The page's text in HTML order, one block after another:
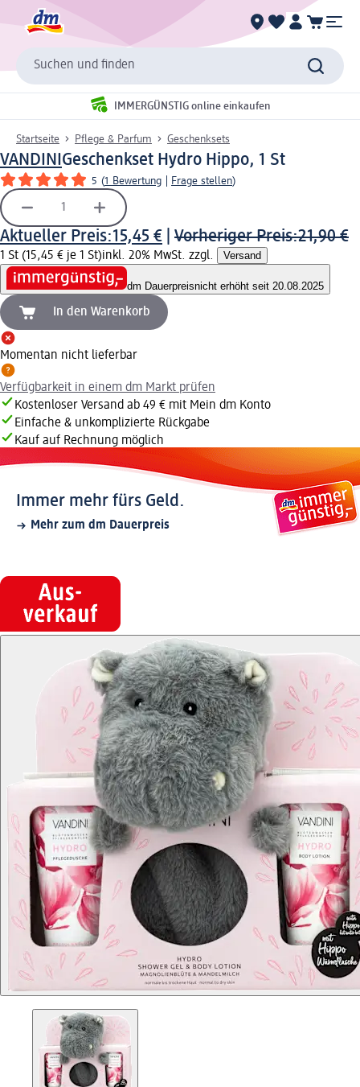
Suchen und finden
IMMERGÜNSTIG online einkaufen
Startseite Pflege & Parfum Geschenksets
VANDINI Geschenkset Hydro Hippo, 1 St
5 (1 Bewertung Frage stellen)
Aktueller Preis:15,45 € Vorheriger Preis:21,90 €
1 St (15,45 € je 1 St)inkl. 20% MwSt. zzgl. Versand
dm Dauerpreisnicht erhöht seit 20.08.2025
In den Warenkorb
Momentan nicht lieferbar
Verfügbarkeit in einem dm Markt prüfen
Kostenloser Versand ab 49 € mit Mein dm Konto
Einfache & unkomplizierte Rückgabe
Kauf auf Rechnung möglich
Immer mehr fürs Geld.
Mehr zum dm Dauerpreis